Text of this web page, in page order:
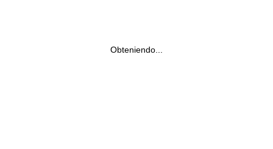
Obteniendo...